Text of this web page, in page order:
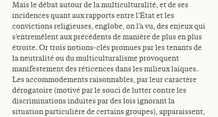
Mais le débat autour de la multiculturalité, et de ses
incidences quant aux rapports entre l’État et les
convictions religieuses, englobe, on l’a vu, des enjeux qui
s’entremêlent aux précédents de manière de plus en plus
étroite. Or trois notions-clés promues par les tenants de
la neutralité ou du multiculturalisme provoquent
manifestement des réticences dans les milieux laïques.
Les accommodements raisonnables, par leur caractère
dérogatoire (motivé par le souci de lutter contre les
discriminations induites par des lois ignorant la
situation particulière de certains groupes), apparaissent,